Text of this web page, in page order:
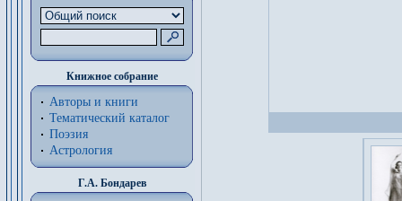
Книжное собрание
Авторы и книги
Тематический каталог
Поэзия
Астрология
Г.А. Бондарев